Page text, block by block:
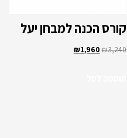
קורס הכנה למבחן יעל
₪3,240
₪1,960